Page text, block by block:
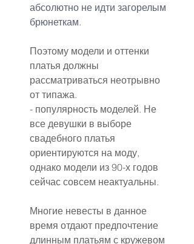
абсолютно не идти загорелым
брюнеткам.
Поэтому модели и оттенки
платья должны
рассматриваться неотрывно
от типажа.
- популярность моделей. Не
все девушки в выборе
свадебного платья
ориентируются на моду,
однако модели из 90-х годов
сейчас совсем неактуальны.
Многие невесты в данное
время отдают предпочтение
длинным платьям с кружевом